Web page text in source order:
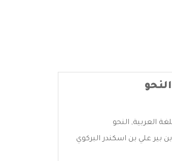
العربية, النحو
بير علي بن اسكندر البركوي